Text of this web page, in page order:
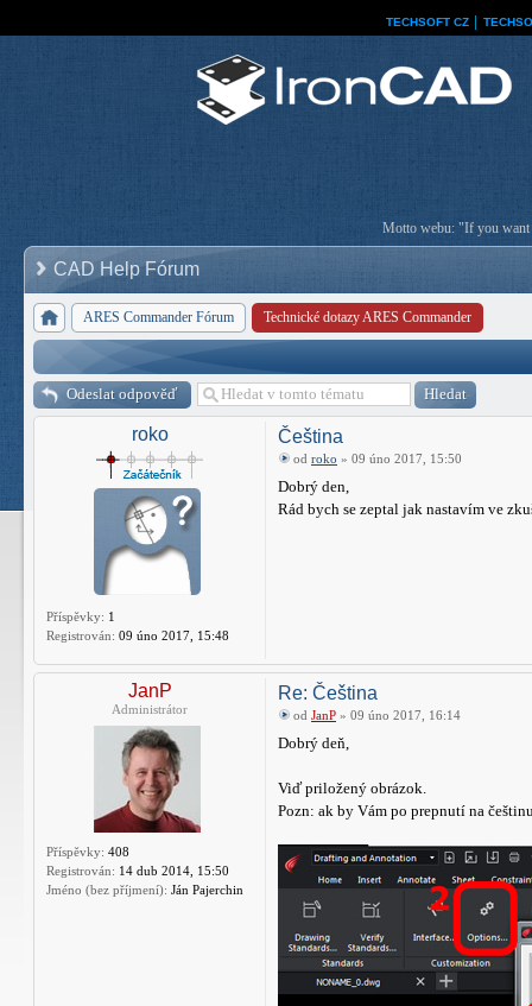
TECHSOFT CZ
Motto webu: "If you want
CAD Help Fórum
ARES Commander Fórum Technické dotazy ARES Commander
Odeslat odpověď
roko
Příspěvky: 1
Registrován: 09 úno 2017, 15:48
Čeština
od roko » 09 úno 2017, 15:50
Dobrý den,
Rád bych se zeptal jak nastavím ve
JanP
Administrátor
Příspěvky: 408
Registrován: 14 dub 2014, 15:50
Jméno (bez příjmení): Ján Pajerchin
Re: Čeština
od JanP » 09 úno 2017, 16:14
Dobrý deň,
Viď priložený obrázok.
Pozn: ak by Vám po prepnutí na